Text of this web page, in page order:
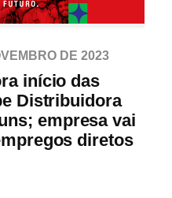
DE 2023
início das
Distribuidora
empresa vai
diretos